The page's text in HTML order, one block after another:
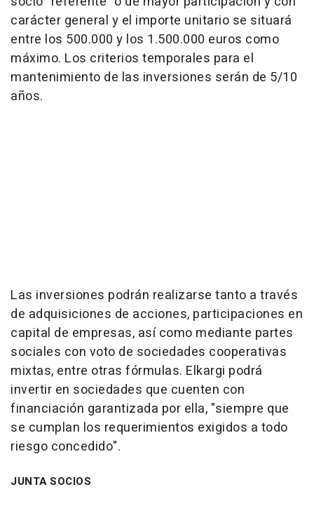
carácter general y el importe unitario se situará
entre los 500.000 y los 1.500.000 euros como
máximo. Los criterios temporales para el
mantenimiento de las inversiones serán de 5/10
años.
Las inversiones podrán realizarse tanto a través
de adquisiciones de acciones, participaciones en
capital de empresas, así como mediante partes
sociales con voto de sociedades cooperativas
mixtas, entre otras fórmulas. Elkargi podrá
invertir en sociedades que cuenten con
financiación garantizada por ella, "siempre que
se cumplan los requerimientos exigidos a todo
riesgo concedido".
JUNTA SOCIOS